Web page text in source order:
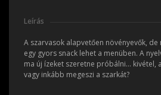
Leírás
A szarvasok alapvetően növényevők, de
egy gyors snack lehet a menüben. A
ma új ízeket szeretne próbálni… kivétel,
vagy inkább megeszi a szarkát?